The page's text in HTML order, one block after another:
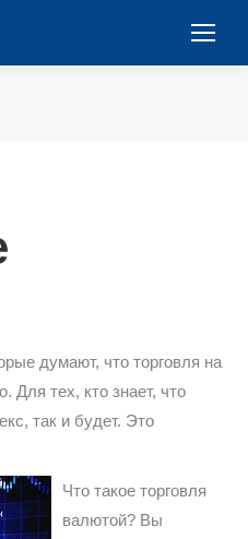
думают, что торговля на
Для тех, кто знает, что
так и будет. Это
Что такое торговля
валютой? Вы